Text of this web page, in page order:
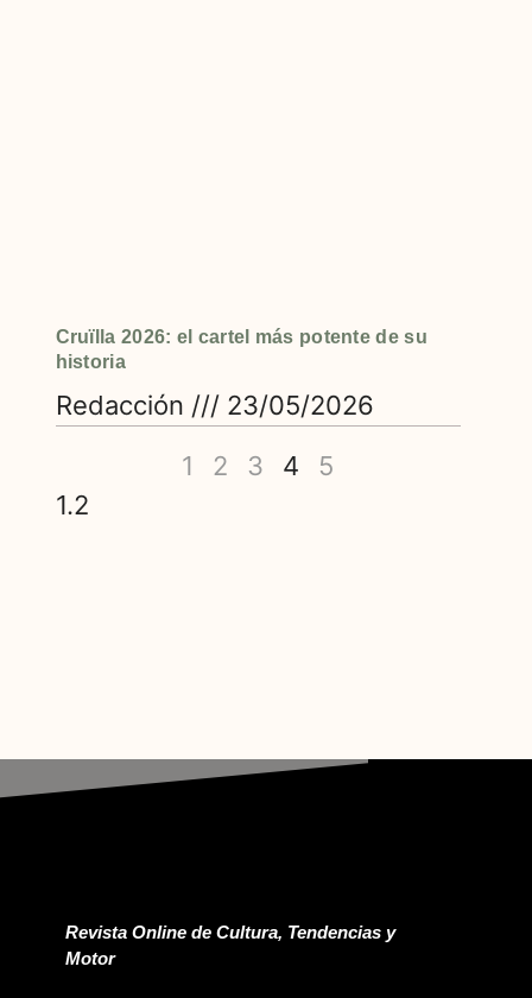
Cruïlla 2026: el cartel más potente de su
historia
Redacción
23/05/2026
1
2 3 4 5
Revista Online de Cultura, Tendencias y
Motor